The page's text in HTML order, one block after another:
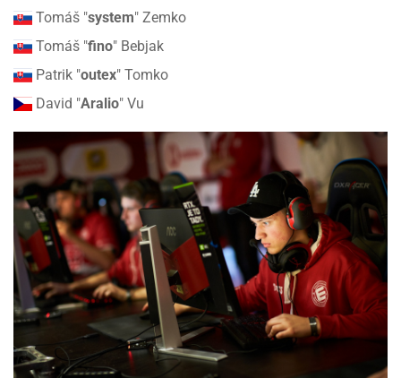
Tomáš "system" Zemko
Tomáš "fino" Bebjak
Patrik "outex" Tomko
David "Aralio" Vu